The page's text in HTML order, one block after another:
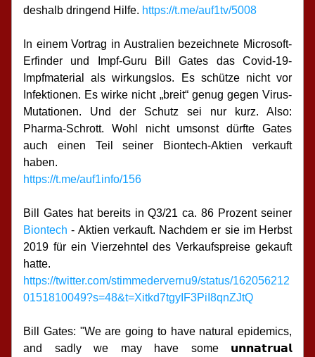
deshalb dringend Hilfe. https://t.me/auf1tv/5008
In einem Vortrag in Australien bezeichnete Microsoft-
Erfinder und Impf-Guru Bill Gates das Covid-19-
Impfmaterial als wirkungslos. Es schütze nicht vor
Infektionen. Es wirke nicht „breit“ genug gegen Virus-
Mutationen. Und der Schutz sei nur kurz. Also:
Pharma-Schrott. Wohl nicht umsonst dürfte Gates
auch einen Teil seiner Biontech-Aktien verkauft
haben.
https://t.me/auf1info/156
Biontech - Aktien verkauft. Nachdem er sie im Herbst
2019 für ein Vierzehntel des Verkaufspreise gekauft
hatte.
https://twitter.com/stimmedervernu9/status/162056212
0151810049?s=48&t=Xitkd7tgyIF3PiI8qnZJtQ
Bill Gates: "We are going to have natural epidemics,
and sadly we may have some 𝘂𝗻𝗻𝗮𝘁𝗿𝘂𝗮𝗹